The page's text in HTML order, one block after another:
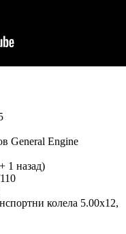
General Engine
1 назад)
колела 5.00x12,